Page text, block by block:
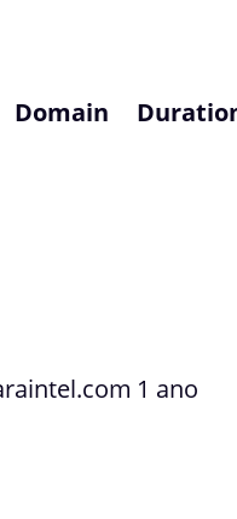
Domain
1 ano